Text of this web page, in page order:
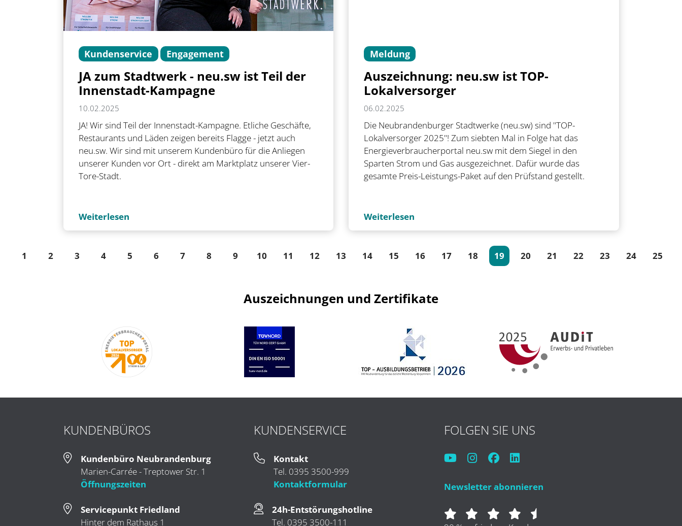
Kundenservice Engagement
JA zum Stadtwerk - neu.sw ist Teil der
Innenstadt-Kampagne
10.02.2025
JA! Wir sind Teil der Innenstadt-Kampagne. Etliche Geschäfte,
Restaurants und Läden zeigen bereits Flagge - jetzt auch
neu.sw. Wir sind mit unserem Kundenbüro für die Anliegen
unserer Kunden vor Ort - direkt am Marktplatz unserer Vier-
Tore-Stadt.
Weiterlesen
Meldung
Auszeichnung: neu.sw ist TOP-
Lokalversorger
06.02.2025
Die Neubrandenburger Stadtwerke (neu.sw) sind "TOP-
Lokalversorger 2025"! Zum siebten Mal in Folge hat das
Energieverbraucherportal neu.sw mit dem Siegel in den
Sparten Strom und Gas ausgezeichnet. Dafür wurde das
gesamte Preis-Leistungs-Paket auf den Prüfstand gestellt.
Weiterlesen
links
1 2 3 4 5 6 7 8 9 10 11 12 13 14 15 16 17 18 19(current)
20 21 22 23 24 25
Auszeichnungen und Zertifikate
KUNDENBÜROS
Kundenbüro Neubrandenburg
Marien-Carrée - Treptower Str. 1
Öffnungszeiten
Servicepunkt Friedland
Hinter dem Rathaus 1
KUNDENSERVICE
Kontakt
Tel. 0395 3500-999
Kontaktformular
24h-Entstörungshotline
Tel. 0395 3500-111
FOLGEN SIE UNS
Newsletter abonnieren